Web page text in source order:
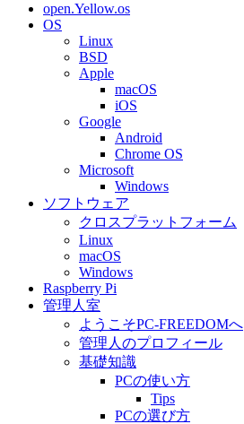
open.Yellow.os
OS
Linux
BSD
Apple
macOS
iOS
Google
Android
Chrome OS
Microsoft
Windows
ソフトウェア
クロスプラットフォーム
Linux
macOS
Windows
Raspberry Pi
管理人室
ようこそPC-FREEDOMへ
管理人のプロフィール
基礎知識
PCの使い方
Tips
PCの選び方